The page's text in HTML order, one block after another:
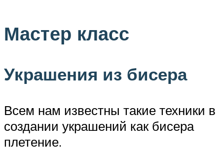
Мастер класс
Украшения из бисера
Всем нам известны такие техники в
создании украшений как бисера
плетение.